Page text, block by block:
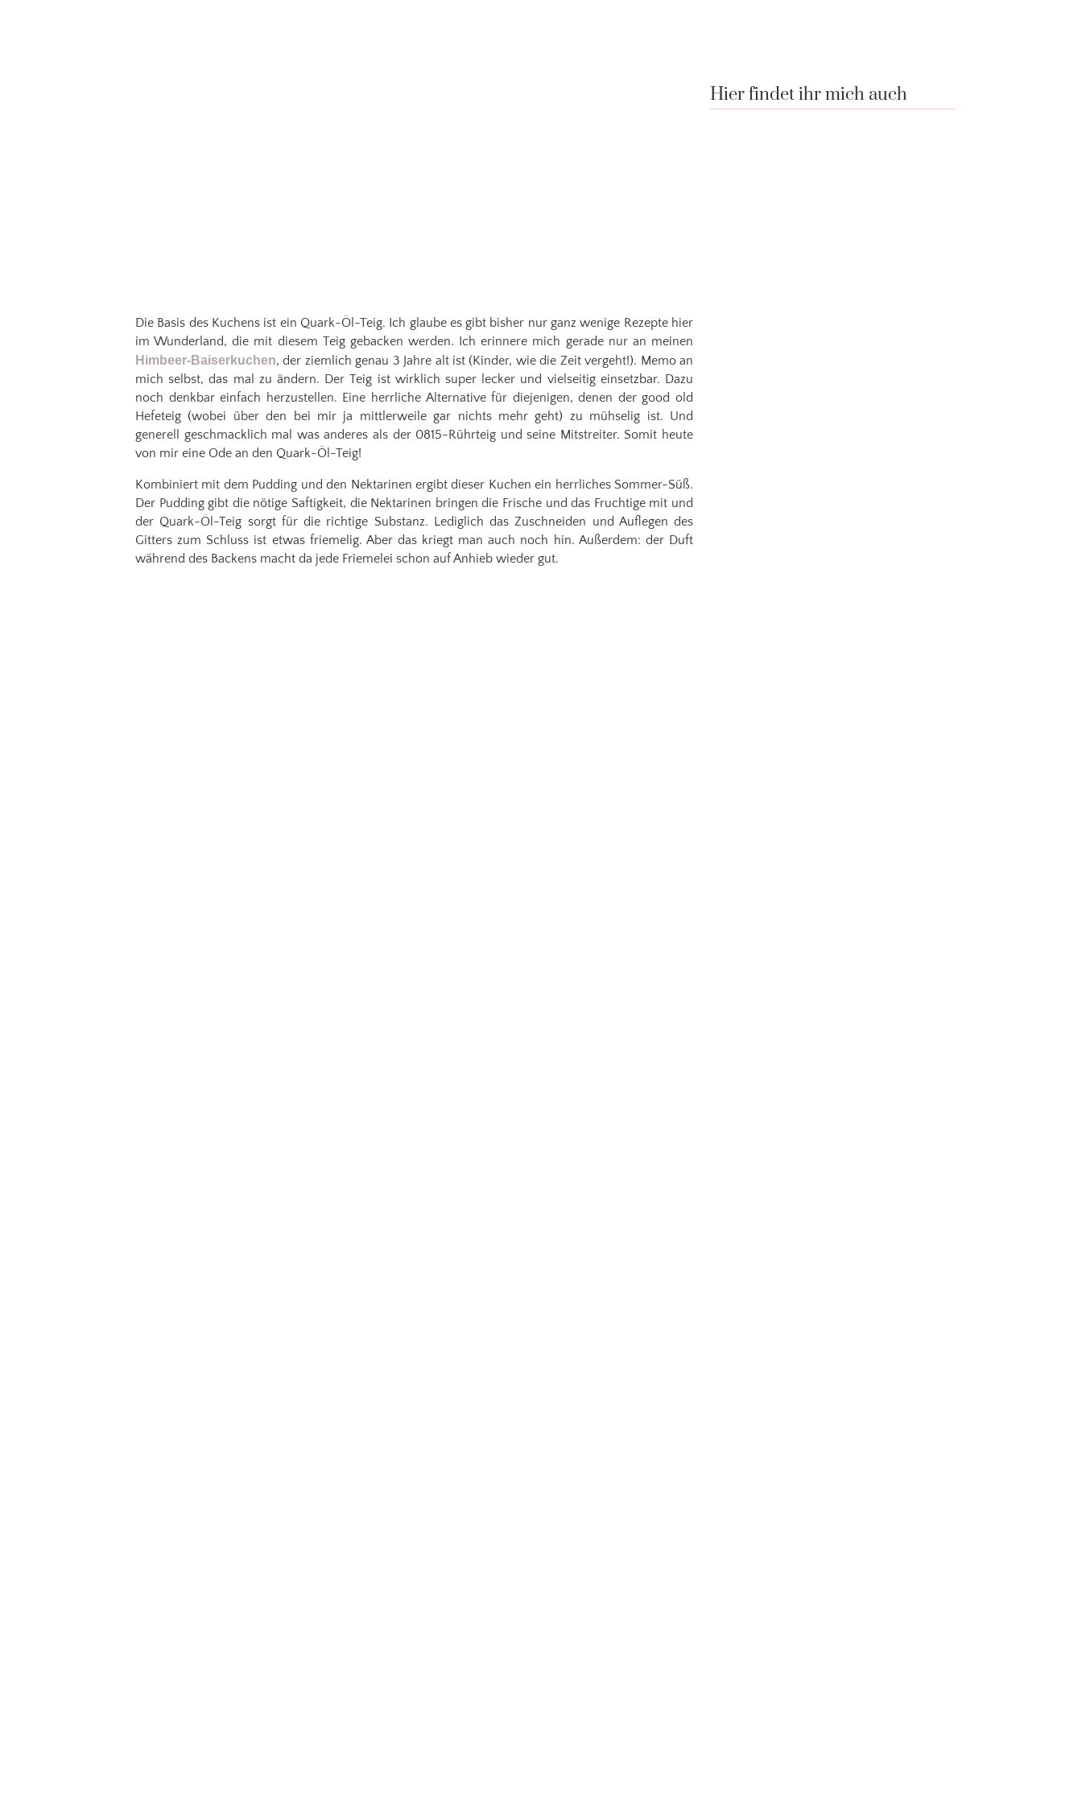
Die Basis des Kuchens ist ein Quark-Öl-Teig. Ich glaube es gibt bisher nur ganz wenige Rezepte hier
im Wunderland, die mit diesem Teig gebacken werden. Ich erinnere mich gerade nur an meinen
Himbeer-Baiserkuchen, der ziemlich genau 3 Jahre alt ist (Kinder, wie die Zeit vergeht!). Memo an
mich selbst, das mal zu ändern. Der Teig ist wirklich super lecker und vielseitig einsetzbar. Dazu
noch denkbar einfach herzustellen. Eine herrliche Alternative für diejenigen, denen der good old
Hefeteig (wobei über den bei mir ja mittlerweile gar nichts mehr geht) zu mühselig ist. Und
generell geschmacklich mal was anderes als der 0815-Rührteig und seine Mitstreiter. Somit heute
von mir eine Ode an den Quark-Öl-Teig!
Kombiniert mit dem Pudding und den Nektarinen ergibt dieser Kuchen ein herrliches Sommer-Süß.
Der Pudding gibt die nötige Saftigkeit, die Nektarinen bringen die Frische und das Fruchtige mit und
der Quark-Öl-Teig sorgt für die richtige Substanz. Lediglich das Zuschneiden und Auflegen des
Gitters zum Schluss ist etwas friemelig. Aber das kriegt man auch noch hin. Außerdem: der Duft
während des Backens macht da jede Friemelei schon auf Anhieb wieder gut.
Hier findet ihr mich auch